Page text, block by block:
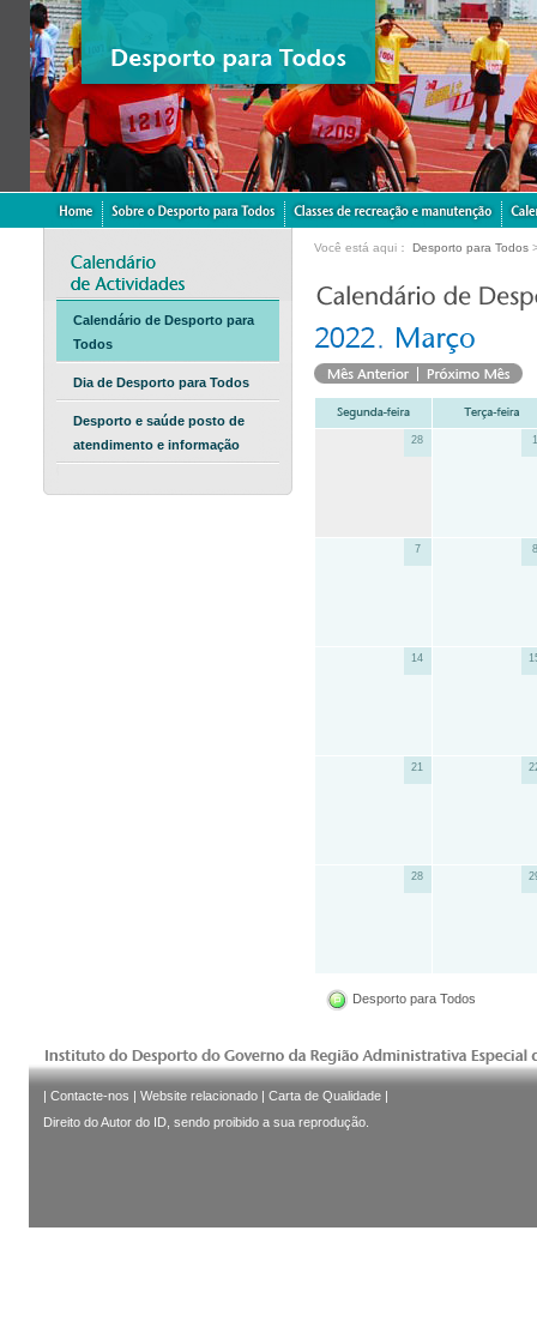
Calendário de Desporto para
Todos
Dia de Desporto para Todos
Desporto e saúde posto de
atendimento e informação
Você está aqui： Desporto para Todos
28 1
7 8
14
21
28
Desporto para Todos
| Contacte-nos | Website relacionado | Carta de Qualidade |
Direito do Autor do ID, sendo proibido a sua reprodução.